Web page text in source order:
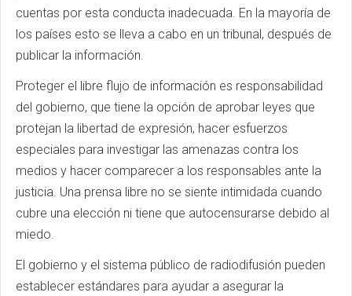
cuentas por esta conducta inadecuada. En la mayoría de
los países esto se lleva a cabo en un tribunal, después de
publicar la información.
Proteger el libre flujo de información es responsabilidad
del gobierno, que tiene la opción de aprobar leyes que
protejan la libertad de expresión, hacer esfuerzos
especiales para investigar las amenazas contra los
medios y hacer comparecer a los responsables ante la
justicia. Una prensa libre no se siente intimidada cuando
cubre una elección ni tiene que autocensurarse debido al
miedo.
El gobierno y el sistema público de radiodifusión pueden
establecer estándares para ayudar a asegurar la